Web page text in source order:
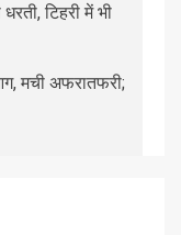
टिहरी में भी
मची अफरातफरी;